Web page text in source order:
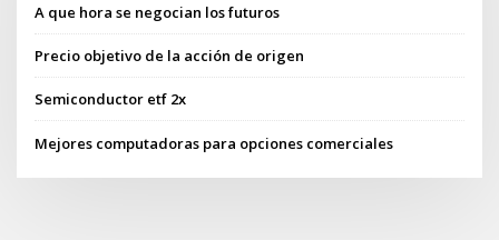
A que hora se negocian los futuros
Precio objetivo de la acción de origen
Semiconductor etf 2x
Mejores computadoras para opciones comerciales